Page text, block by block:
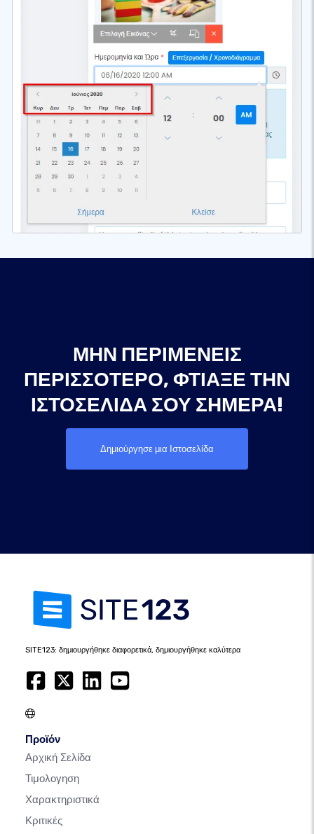
ΜΗΝ ΠΕΡΙΜΈΝΕΙΣ
ΠΕΡΙΣΣΌΤΕΡΟ, ΦΤΙΆΞΕ ΤΗΝ
ΙΣΤΟΣΕΛΊΔΑ ΣΟΥ ΣΉΜΕΡΑ!
Δημιούργησε μια Ιστοσελίδα
SITE123: δημιουργήθηκε διαφορετικά, δημιουργήθηκε καλύτερα
Προϊόν
Αρχική Σελίδα
Τιμολογηση
Χαρακτηριστικά
Κριτικές